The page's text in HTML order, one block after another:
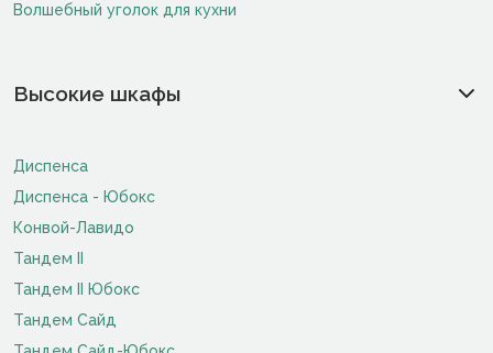
Волшебный уголок для кухни
Высокие шкафы
Диспенса
Диспенса - Юбокс
Конвой-Лавидо
Тандем II
Тандем II Юбокс
Тандем Сайд